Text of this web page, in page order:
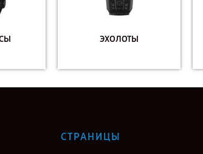
ЭХОЛОТЫ
СТРАНИЦЫ